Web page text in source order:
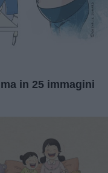
in 25 immagini